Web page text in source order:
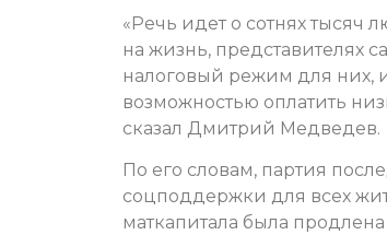
«Речь идет о сотнях тысяч
на жизнь, представителях
налоговый режим для них, и
возможностью оплатить
сказал Дмитрий Медведев.
По его словам, партия
соцподдержки для всех
маткапитала была